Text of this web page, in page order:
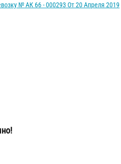
№ АК 66 - 000293 От 20 Апреля 2019